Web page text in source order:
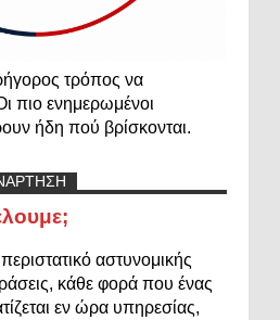
τρόπος να
πιο ενημερωμένοι
ήδη πού βρίσκονται.
αστυνομικής
κάθε φορά που ένας
εν ώρα υπηρεσίας,